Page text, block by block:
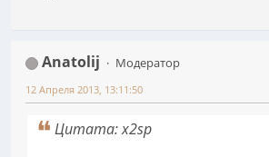
Anatolij
Модератор
12 Апреля 2013, 13:11:50
Цитата: x2sp